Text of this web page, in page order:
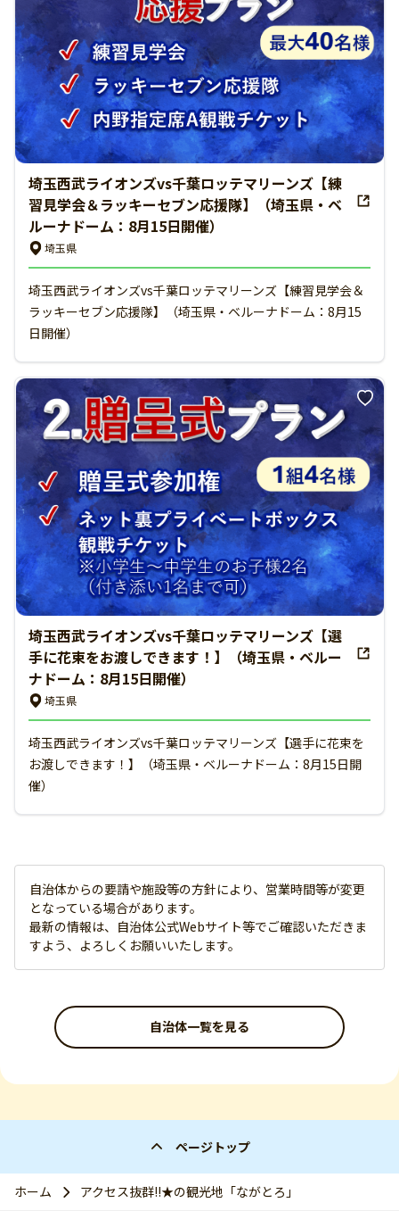
埼玉西武ライオンズvs千葉ロッテマリーンズ【練
習見学会＆ラッキーセブン応援隊】（埼玉県・ベ
ルーナドーム：8月15日開催）
埼玉県
埼玉西武ライオンズvs千葉ロッテマリーンズ【練習見学会＆
ラッキーセブン応援隊】（埼玉県・ベルーナドーム：8月15
日開催）
埼玉西武ライオンズvs千葉ロッテマリーンズ【選
手に花束をお渡しできます！】（埼玉県・ベルー
ナドーム：8月15日開催）
埼玉県
埼玉西武ライオンズvs千葉ロッテマリーンズ【選手に花束を
お渡しできます！】（埼玉県・ベルーナドーム：8月15日開
催）
自治体からの要請や施設等の方針により、営業時間等が変更
となっている場合があります。
最新の情報は、自治体公式Webサイト等でご確認いただきま
すよう、よろしくお願いいたします。
自治体一覧を見る
ページトップ
ホーム アクセス抜群!!★の観光地「ながとろ」